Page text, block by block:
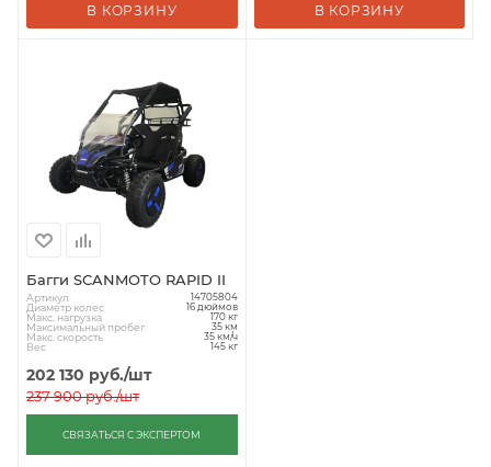
В КОРЗИНУ В КОРЗИНУ
Багги SCANMOTO RAPID II
Артикул 14705804
Диаметр колес 16 дюймов
Макс. нагрузка 170 кг
Максимальный пробег 35 км
Макс. скорость 35 км/ч
Вес 145 кг
202 130 руб./шт
237 900руб./шт
СВЯЗАТЬСЯ С ЭКСПЕРТОМ